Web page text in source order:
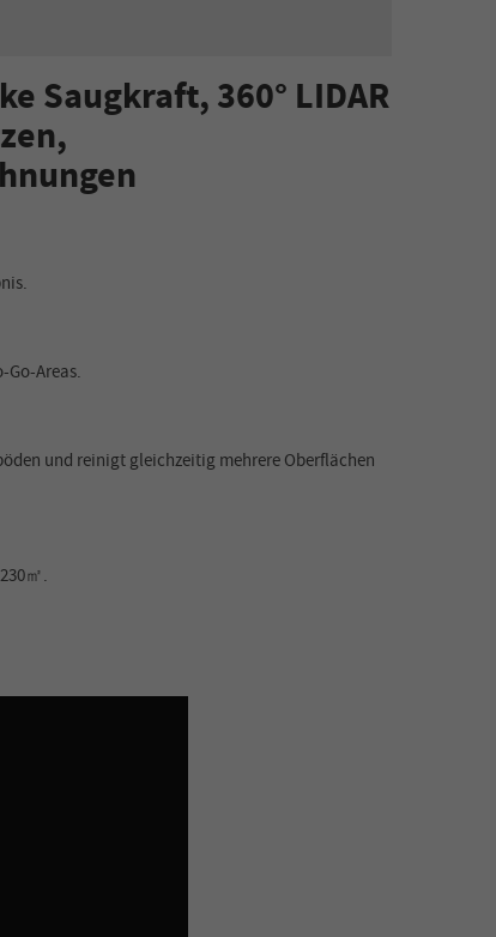
Saugkraft, 360° LIDAR
Areas.
und reinigt gleichzeitig mehrere Oberflächen
㎡.